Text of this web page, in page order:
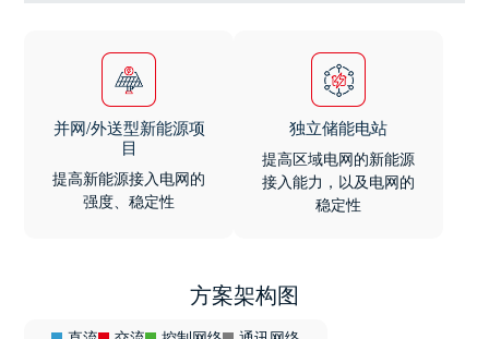
并网/外送型新能源项
目
提高新能源接入电网的
强度、稳定性
独立储能电站
提高区域电网的新能源
接入能力，以及电网的
稳定性
方案架构图